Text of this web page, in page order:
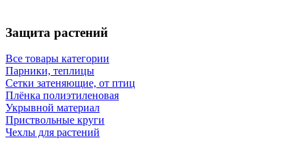
Защита растений
Все товары категории
Парники, теплицы
Сетки затеняющие, от птиц
Плёнка полиэтиленовая
Укрывной материал
Приствольные круги
Чехлы для растений